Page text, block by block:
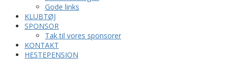
Gode links
KLUBTØJ
SPONSOR
Tak til vores sponsorer
KONTAKT
HESTEPENSION